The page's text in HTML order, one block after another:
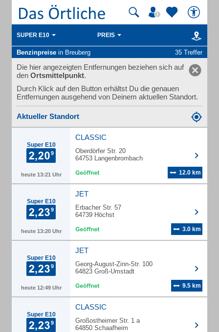
SUPER E10 PREIS
Benzinpreise in Breuberg 35 Treffer
Die hier angezeigten Entfernungen beziehen sich auf
den Ortsmittelpunkt.
Durch Klick auf den Button erhältst Du die genauen
Entfernungen ausgehend von Deinem aktuellen Standort.
Aktueller Standort
Super E10
heute 13:21 Uhr
CLASSIC
Oberdörfer Str. 20
64753 Langenbrombach
12.0 km
Super E10
heute 13:20 Uhr
JET
Erbacher Str. 57
64739 Höchst
3.0 km
Super E10
heute 12:49 Uhr
JET
Georg-August-Zinn-Str. 100
64823 Groß-Umstadt
9.5 km
Super E10
CLASSIC
Großostheimer Str. 1 a
64850 Schaafheim